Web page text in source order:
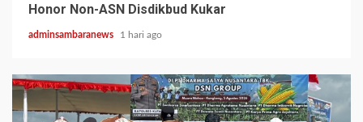
Honor Non-ASN Disdikbud Kukar
adminsambaranews 1 hari ago